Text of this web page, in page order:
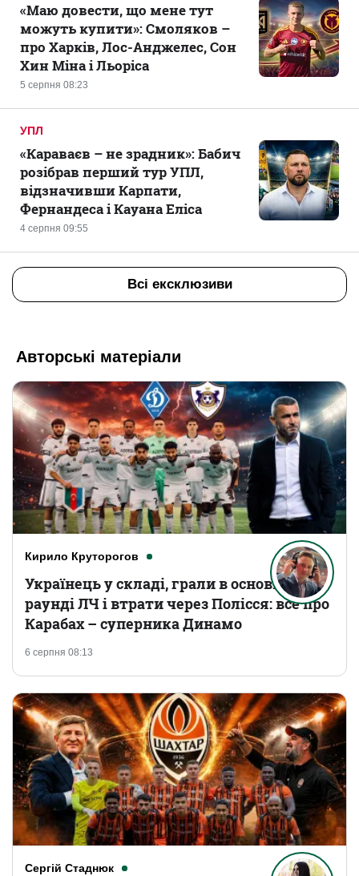
5 серпня 08:23
«Маю довести, що мене тут
можуть купити»: Смоляков –
про Харків, Лос-Анджелес, Сон
Хин Міна і Льоріса
УПЛ
4 серпня 09:55
«Караваєв – не зрадник»: Бабич
розібрав перший тур УПЛ,
відзначивши Карпати,
Фернандеса і Кауана Еліса
Всі ексклюзиви
Авторські матеріали
Кирило Круторогов
6 серпня 08:13
Українець у складі, грали в основному
раунді ЛЧ і втрати через Полісся: все про
Карабах – суперника Динамо
Сергій Стаднюк